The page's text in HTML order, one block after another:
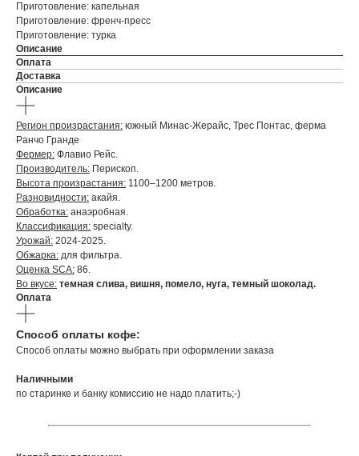
Приготовление: капельная
Приготовление: френч-пресс
Приготовление: турка
Описание
Оплата
Доставка
Описание
Регион произрастания: южный Минас-Жерайс, Трес Понтас, ферма
Ранчо Гранде
Фермер: Флавио Рейс.
Производитель: Перископ.
Высота произрастания: 1100–1200 метров.
Разновидности: акайя.
Обработка: анаэробная.
Классификация: specialty.
Урожай: 2024-2025.
Обжарка: для фильтра.
Оценка SCA: 86.
Во вкусе: темная слива, вишня, помело, нуга, темный шоколад.
Оплата
Способ оплаты кофе:
Способ оплаты можно выбрать при оформлении заказа
Наличными
по старинке и банку комиссию не надо платить;-)